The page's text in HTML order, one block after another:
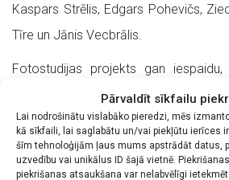
Pārvaldīt sīkfailu
Lai nodrošinātu vislabāko pieredzi, mēs
kā sīkfaili, lai saglabātu un/vai piekļūtu ierīces
šīm tehnoloģijām ļaus mums apstrādāt datus,
uzvedību vai unikālus ID šajā vietnē.
piekrišanas atsaukšana var nelabvēlīgi
Kaspars Strēlis, Edgars Pohevičs,
Tīre un Jānis Vecbrālis.
Fotostudijas projekts gan
īstenojies kā apjomīgs pētījums.
tikai iela, bet arī tajos satiktie
īpašai un savdabīgais. Rezultātā
Vispirms no vairāk kā 2000 bildēm